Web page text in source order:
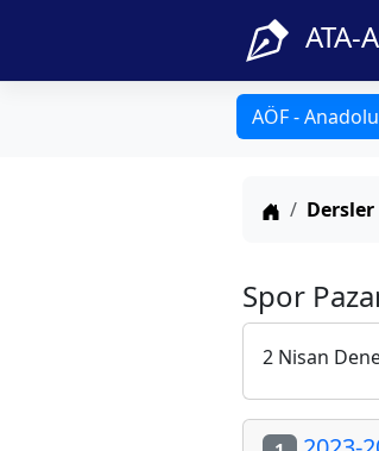
ATA-
AÖF -
Anasayfa
Dersler
Spor
2 Nisan